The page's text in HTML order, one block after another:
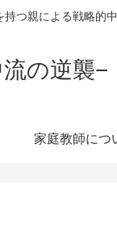
つ親による戦略的
の逆襲−
家庭教師につ